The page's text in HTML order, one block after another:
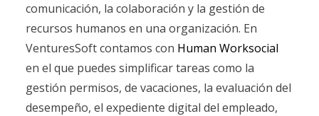
comunicación, la colaboración y la gestión de
recursos humanos en una organización. En
VenturesSoft contamos con Human Worksocial
en el que puedes simplificar tareas como la
gestión permisos, de vacaciones, la evaluación del
desempeño, el expediente digital del empleado,